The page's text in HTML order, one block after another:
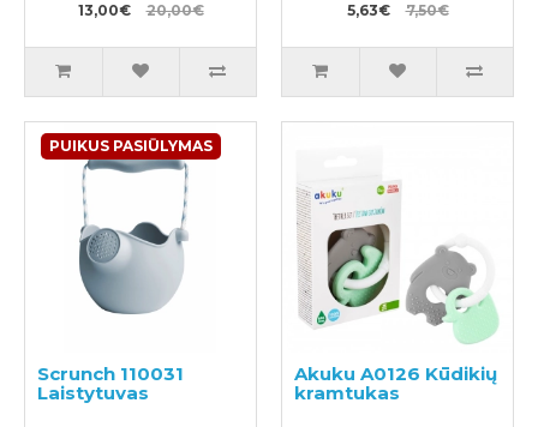
13,00€ 20,00€ 5,63€ 7,50€
PUIKUS PASIŪLYMAS
Scrunch 110031
Laistytuvas
Akuku A0126 Kūdikių
kramtukas